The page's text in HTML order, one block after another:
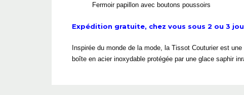
Fermoir papillon avec boutons poussoirs
Expédition gratuite, chez vous sous 2 ou 3
Inspirée du monde de la mode, la Tissot Couturier est
boîte en acier inoxydable protégée par une glace saphir